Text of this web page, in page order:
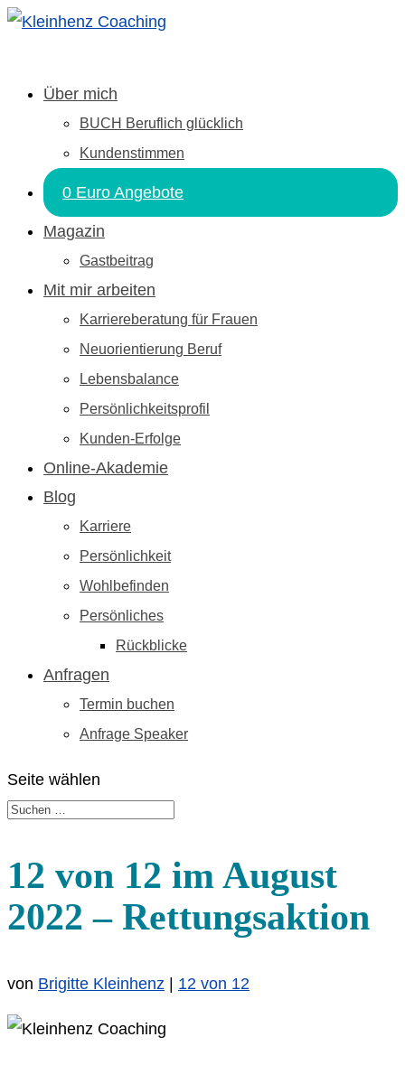
Über mich
BUCH Beruflich glücklich
Kundenstimmen
0 Euro Angebote
Magazin
Gastbeitrag
Mit mir arbeiten
Karriereberatung für Frauen
Neuorientierung Beruf
Lebensbalance
Persönlichkeitsprofil
Kunden-Erfolge
Online-Akademie
Blog
Karriere
Persönlichkeit
Wohlbefinden
Persönliches
Rückblicke
Anfragen
Termin buchen
Anfrage Speaker
Seite wählen
12 von 12 im August
2022 – Rettungsaktion
von Brigitte Kleinhenz | 12 von 12